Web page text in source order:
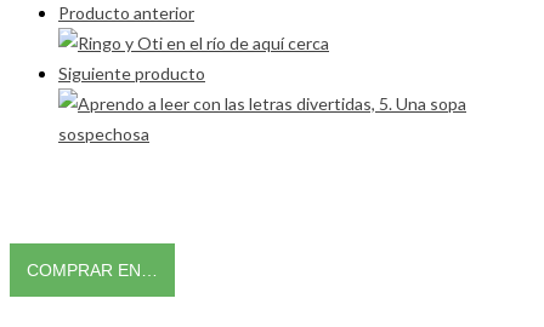
Producto anterior
Siguiente producto
COMPRAR EN…